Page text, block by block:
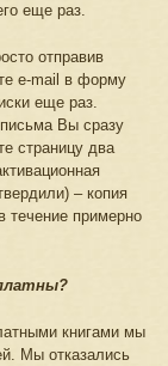
еще раз.
отправив
e-mail в форму
еще раз.
Вы сразу
страницу два
– копия
течение примерно
книгами мы
Мы отказались